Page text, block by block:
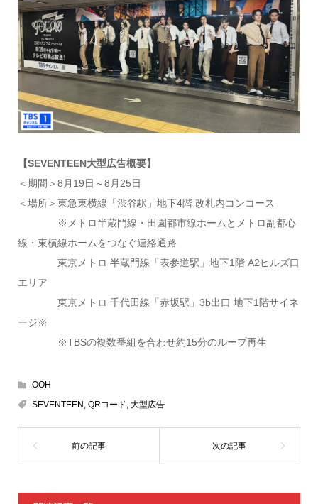
【SEVENTEEN大型広告概要】
＜期間＞8月19日～8月25日
＜場所＞東急東横線「渋谷駅」地下4階 改札内コンコース
※メトロ半蔵門線・田園都市線ホームとメトロ副都心
線・東横線ホームをつなぐ連絡通路
東京メトロ 半蔵門線「表参道駅」地下1階 A2ヒルズ口
エリア
東京メトロ 千代田線「赤坂駅」3b出口 地下1階サイネ
ージ※
※TBSの複数番組を合わせ約15分のループ再生
OOH
SEVENTEEN , QRコード, 大型広告